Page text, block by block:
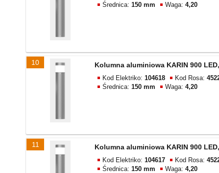
Średnica: 150 mm Waga: 4,20
10 Kolumna aluminiowa KARIN 900
Kod Elektriko: 104618 Kod Rosa:
Średnica: 150 mm Waga: 4,20
11 Kolumna aluminiowa KARIN 900
Kod Elektriko: 104617 Kod Rosa:
Średnica: 150 mm Waga: 4,20